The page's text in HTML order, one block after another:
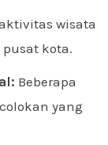
wisata
kota.
Beberapa
yang